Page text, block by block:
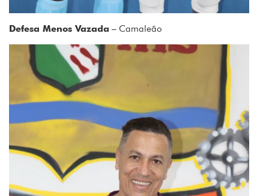
Defesa Menos Vazada – Camaleão